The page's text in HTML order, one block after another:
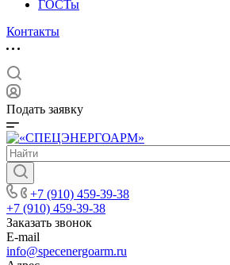
ГОСТы
Контакты
Подать заявку
+7 (910) 459-39-38
+7 (910) 459-39-38
Заказать звонок
E-mail
info@specenergoarm.ru